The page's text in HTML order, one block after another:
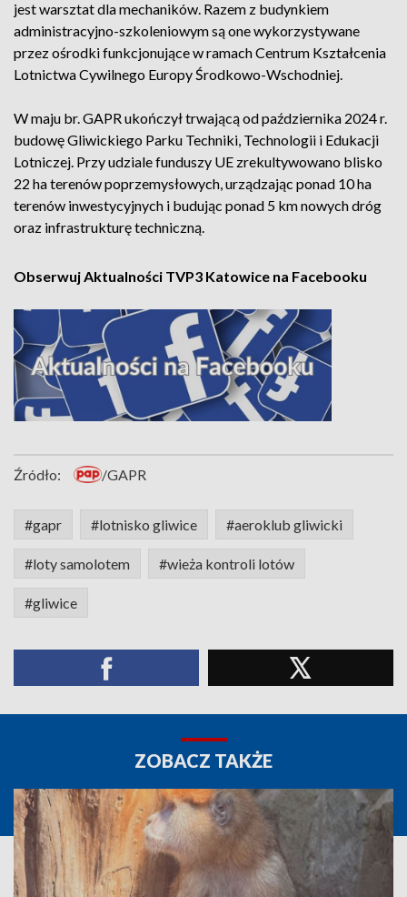
jest warsztat dla mechaników. Razem z budynkiem
administracyjno-szkoleniowym są one wykorzystywane
przez ośrodki funkcjonujące w ramach Centrum Kształcenia
Lotnictwa Cywilnego Europy Środkowo-Wschodniej.
W maju br. GAPR ukończył trwającą od października 2024 r.
budowę Gliwickiego Parku Techniki, Technologii i Edukacji
Lotniczej. Przy udziale funduszy UE zrekultywowano blisko
22 ha terenów poprzemysłowych, urządzając ponad 10 ha
terenów inwestycyjnych i budując ponad 5 km nowych dróg
oraz infrastrukturę techniczną.
Obserwuj Aktualności TVP3 Katowice na Facebooku
Źródło: /GAPR
#gapr #lotnisko gliwice #aeroklub gliwicki
#loty samolotem #wieża kontroli lotów
#gliwice
ZOBACZ TAKŻE